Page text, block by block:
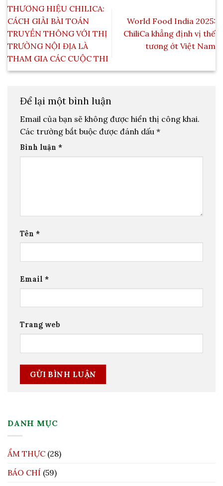
THƯƠNG HIỆU CHILICA:
CÁCH GIẢI BÀI TOÁN
TRUYỀN THÔNG VỚI THỊ
TRƯỜNG NỘI ĐỊA LÀ
THAM GIA CÁC CUỘC THI
World Food India 2025:
ChiliCa khẳng định vị thế
tương ớt Việt Nam
Để lại một bình luận
Email của bạn sẽ không được hiển thị công khai.
Các trường bắt buộc được đánh dấu *
Bình luận *
Tên *
Email *
Trang web
DANH MỤC
ẨM THỰC (28)
BÁO CHÍ (59)